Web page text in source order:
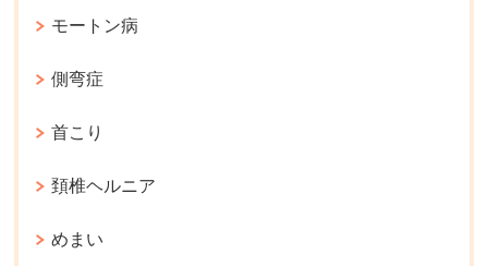
モートン病
側弯症
首こり
頚椎ヘルニア
めまい